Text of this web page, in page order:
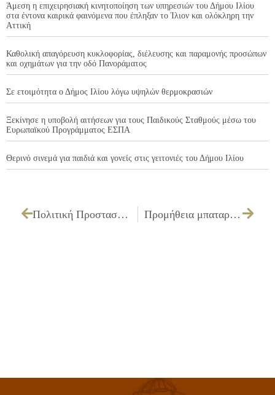
Άμεση η επιχειρησιακή κινητοποίηση των υπηρεσιών του Δήμου Ιλίου
στα έντονα καιρικά φαινόμενα που έπληξαν το Ίλιον και ολόκληρη την
Αττική
Καθολική απαγόρευση κυκλοφορίας, διέλευσης και παραμονής προσώπων
και οχημάτων για την οδό Πανοράματος
Σε ετοιμότητα ο Δήμος Ιλίου λόγω υψηλών θερμοκρασιών
Ξεκίνησε η υποβολή αιτήσεων για τους Παιδικούς Σταθμούς μέσω του
Ευρωπαϊκού Προγράμματος ΕΣΠΑ
Θερινό σινεμά για παιδιά και γονείς στις γειτονιές του Δήμου Ιλίου
Πολιτική Προστασία – Συγκρότηση Τ. Ε. Σ. Ο. Π. Π. Δήμου Ιλίου Προμήθεια μπαταριών διαφόρων τύπων